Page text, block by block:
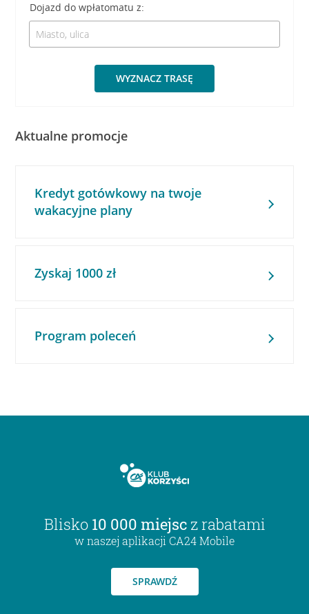
Dojazd do wpłatomatu z:
WYZNACZ TRASĘ
Aktualne promocje
Kredyt gotówkowy na twoje
wakacyjne plany
Zyskaj 1000 zł
Program poleceń
Blisko 10 000 miejsc z rabatami
w naszej aplikacji CA24 Mobile
SPRAWDŹ